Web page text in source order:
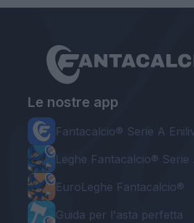
Le nostre app
Fantacalcio® Serie A
Leghe Fantacalcio® Serie
EuroLeghe Fantacalcio®
Guida per l'asta perfetta